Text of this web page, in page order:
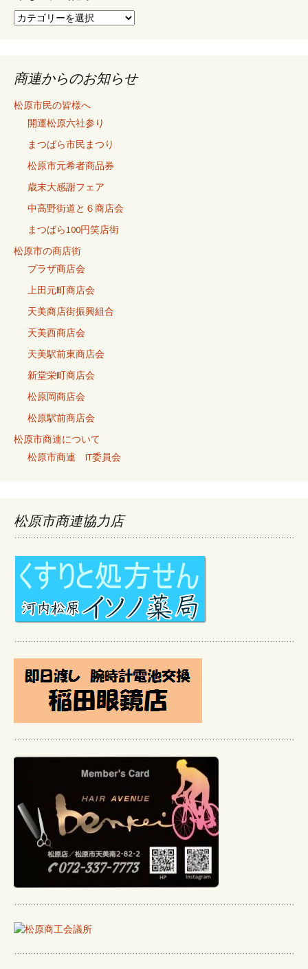
ン
今
記
事
商連からのお知らせ
松原市民の皆様へ
開運松原六社参り
まつばら市民まつり
松原市元希者商品券
歳末大感謝フェア
中高野街道と６商店会
まつばら100円笑店街
松原市の商店街
プラザ商店会
上田元町商店会
天美商店街振興組合
天美西商店会
天美駅前東商店会
新堂栄町商店会
松原岡商店会
松原駅前商店会
松原市商連について
松原市商連 IT委員会
松原市商連協力店